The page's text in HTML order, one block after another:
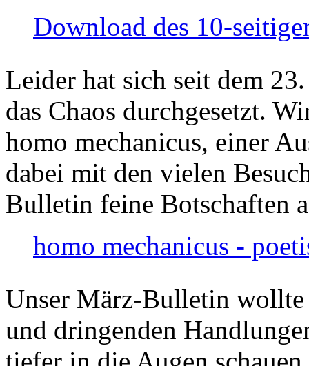
Download des 10-
Leider hat sich seit dem
das Chaos durchgesetzt.
homo mechanicus, einer
dabei mit den vielen
Bulletin feine Botschaften
homo mechanicus -
Unser März-Bulletin
und dringenden